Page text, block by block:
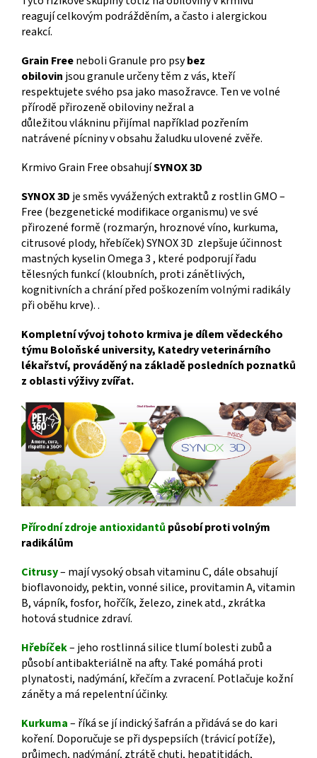
reagují celkovým podrážděním, a často i alergickou
reakcí.
Grain Freeneboli Granule pro psybez
obilovin jsou granule určeny těm z vás, kteří
respektujete svého psa jako masožravce. Ten ve volné
přírodě přirozeně obiloviny nežral a
důležitou vlákninu přijímal například pozřením
natrávené pícniny v obsahu žaludku ulovené zvěře.
Krmivo Grain Free obsahujíSYNOX 3D
SYNOX 3D je směs vyvážených extraktů z rostlin GMO –
Free (bezgenetické modifikace organismu) ve své
přirozené formě (rozmarýn, hroznové víno, kurkuma,
citrusové plody, hřebíček) SYNOX 3D zlepšuje účinnost
mastných kyselin Omega 3 , které podporují řadu
tělesných funkcí (kloubních, proti zánětlivých,
kognitivních a chrání před poškozením volnými radikály
při oběhu krve). .
Kompletní vývoj tohoto krmiva je dílem vědeckého
týmu Boloňské university, Katedry veterinárního
lékařství, prováděný na základě posledních poznatků
z oblasti výživy zvířat.
Přírodní zdroje antioxidantů působí proti volným
radikálům
Citrusy– mají vysoký obsah vitaminu C, dále obsahují
bioflavonoidy, pektin, vonné silice, provitamin A, vitamin
B, vápník, fosfor, hořčík, železo, zinek atd., zkrátka
hotová studnice zdraví.
Hřebíček– jeho rostlinná silice tlumí bolesti zubů a
působí antibakteriálně na afty. Také pomáhá proti
plynatosti, nadýmání, křečím a zvracení. Potlačuje kožní
záněty a má repelentní účinky.
Kurkuma– říká se jí indický šafrán a přidává se do kari
koření. Doporučuje se při dyspepsiích (trávicí potíže),
průjmech, nadýmání, ztrátě chuti, hepatitidách,